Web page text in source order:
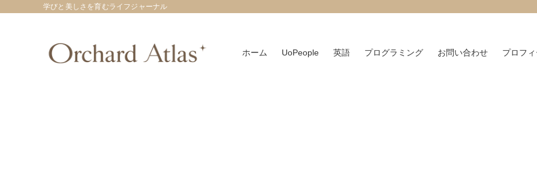
学びと美しさを育むライフジャーナル
ホーム UoPeople 英語 プログラミング お問い合わせ プロフ